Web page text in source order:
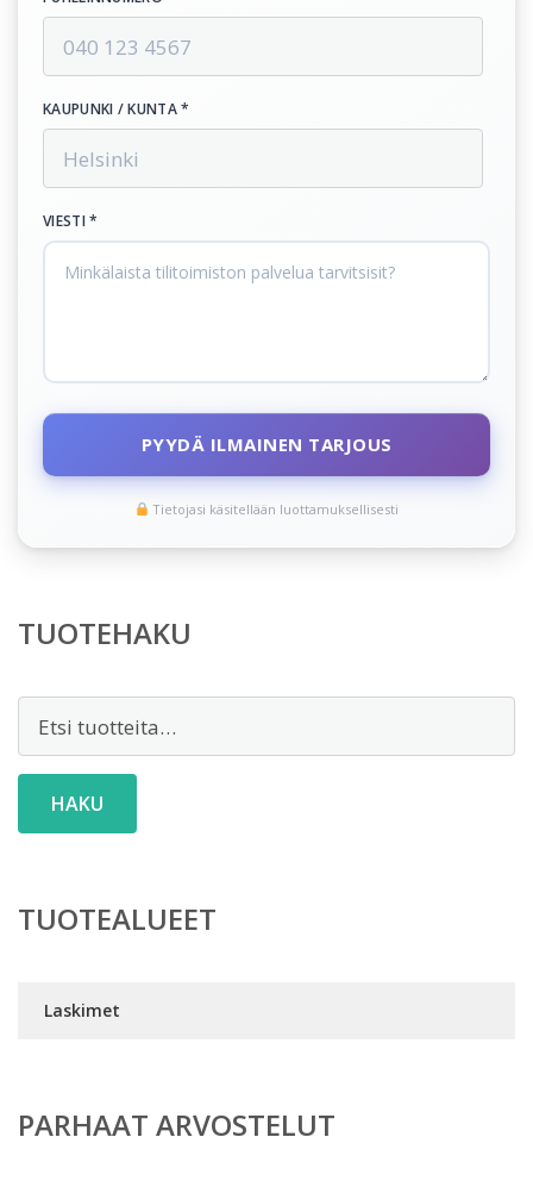
KAUPUNKI / KUNTA *
VIESTI *
PYYDÄ ILMAINEN TARJOUS
Tietojasi käsitellään luottamuksellisesti
TUOTEHAKU
HAKU
TUOTEALUEET
Laskimet
PARHAAT ARVOSTELUT